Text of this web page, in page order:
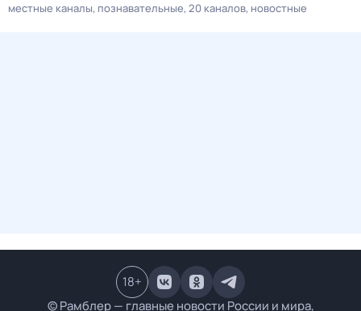
местные каналы познавательные 20 каналов новостные
© Рамблер — главные новости России и мира,
18+